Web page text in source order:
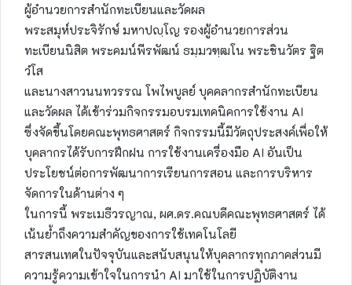
ผู้อำนวยการสำนักทะเบียนและวัดผล
พระสมุห์ประจิรักษ์ มหาปญฺโญ รองผู้อำนวยการส่วน
ทะเบียนนิสิต พระคมน์พีรพัฒน์ ธมฺมวฑฺฒโน พระชินวัตร ฐิต
วํโส
และนางสาวนนทวรรณ โพไพบูลย์ บุคคลากรสำนักทะเบียน
และวัดผล ได้เข้าร่วมกิจกรรมอบรมเทคนิคการใช้งาน AI
ซึ่งจัดขึ้นโดยคณะพุทธศาสตร์ กิจกรรมนี้มีวัตถุประสงค์เพื่อให้
บุคลากรได้รับการฝึกฝน การใช้งานเครื่องมือ AI อันเป็น
ประโยชน์ต่อการพัฒนาการเรียนการสอน และการบริหาร
จัดการในด้านต่าง ๆ
ในการนี้ พระเมธีวรญาณ, ผศ.ดร.คณบดีคณะพุทธศาสตร์ ได้
เน้นย้ำถึงความสำคัญของการใช้เทคโนโลยี
สารสนเทศในปัจจุบันและสนับสนุนให้บุคลากรทุกภาคส่วนมี
ความรู้ความเข้าใจในการนำ AI มาใช้ในการปฏิบัติงาน